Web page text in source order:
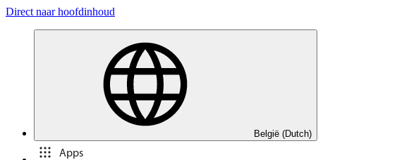
Direct naar hoofdinhoud
België (Dutch)
Apps